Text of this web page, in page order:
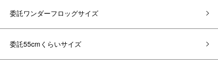
委託ワンダーフロッグサイズ
委託55cmくらいサイズ